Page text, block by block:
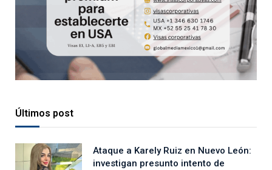
Últimos post
Ataque a Karely Ruiz en Nuevo León:
investigan presunto intento de